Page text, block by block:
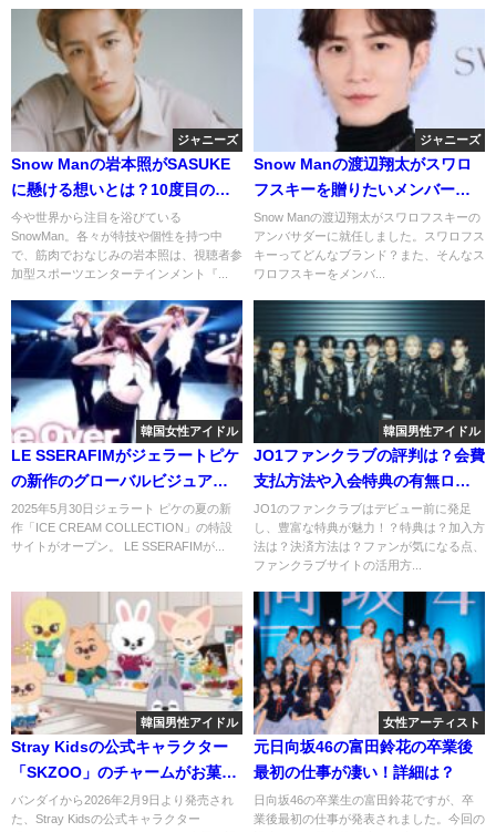
ジャニーズ
Snow Manの岩本照がSASUKE
に懸ける想いとは？10度目の挑
戦の結果はどうだった？
今や世界から注目を浴びている
SnowMan。各々が特技や個性を持つ中
で、筋肉でおなじみの岩本照は、視聴者参
加型スポーツエンターテインメント『...
ジャニーズ
Snow Manの渡辺翔太がスワロ
フスキーを贈りたいメンバーと
は？アンバサダーに就任してい
た？
Snow Manの渡辺翔太がスワロフスキーの
アンバサダーに就任しました。スワロフス
キーってどんなブランド？また、そんなス
ワロフスキーをメンバ...
韓国女性アイドル
LE SSERAFIMがジェラートピケ
の新作のグローバルビジュアル
に登場！
2025年5月30日ジェラート ピケの夏の新
作「ICE CREAM COLLECTION」の特設
サイトがオープン。 LE SSERAFIMが...
韓国男性アイドル
JO1ファンクラブの評判は？会費
支払方法や入会特典の有無ログ
インの仕方などまとめ！
JO1のファンクラブはデビュー前に発足
し、豊富な特典が魅力！？特典は？加入方
法は？決済方法は？ファンが気になる点、
ファンクラブサイトの活用方...
韓国男性アイドル
Stray Kidsの公式キャラクター
「SKZOO」のチャームがお菓子
売り場で買える？詳細を調べて
みた！
バンダイから2026年2月9日より発売され
た、Stray Kidsの公式キャラクター
女性アーティスト
元日向坂46の富田鈴花の卒業後
最初の仕事が凄い！詳細は？
日向坂46の卒業生の富田鈴花ですが、卒
業後最初の仕事が発表されました。今回の